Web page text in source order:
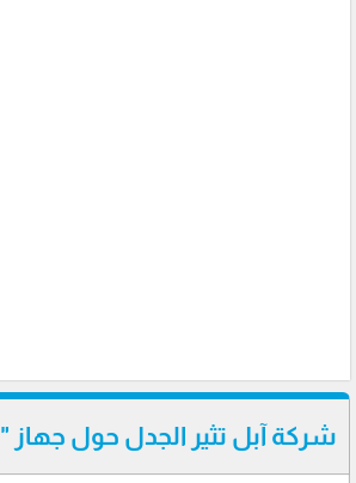
شركة آبل تثير الجدل حول جهاز "Air" جديد